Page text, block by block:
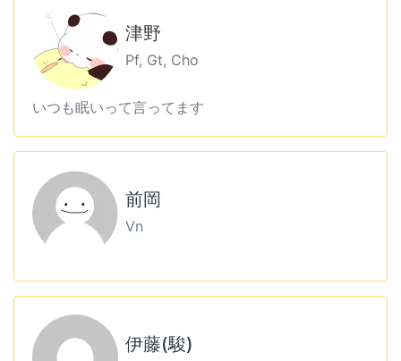
津野
Pf, Gt, Cho
いつも眠いって言ってます
前岡
Vn
伊藤(駿)